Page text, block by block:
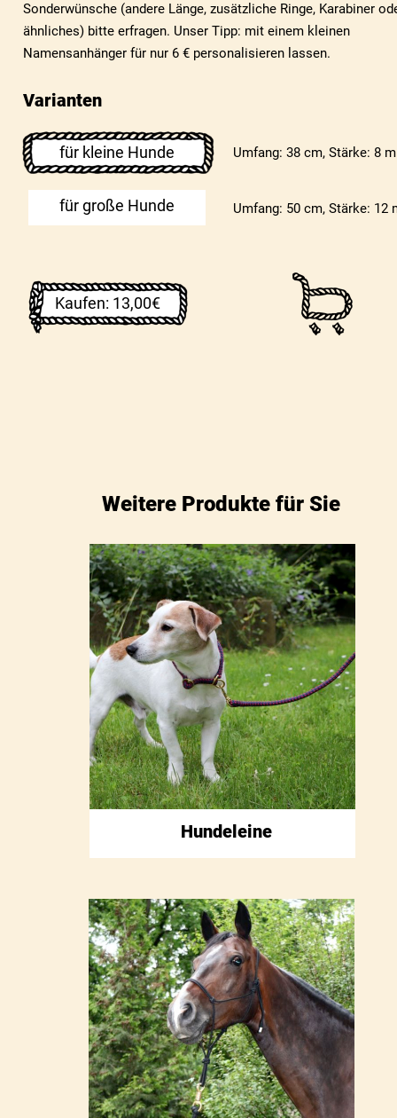
für große Hunde
Kaufen: 13,00€
für kleine Hunde
Sonderwünsche (andere Länge, zusätzliche Ringe, Karabiner
ähnliches) bitte erfragen. Unser Tipp: mit einem kleinen
Namensanhänger für nur 6 € personalisieren lassen.
Varianten
Umfang: 38 cm, Stärke: 8
Umfang: 50 cm, Stärke: 12
Weitere Produkte für Sie
Hundeleine